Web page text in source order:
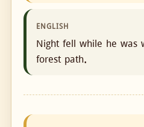
ENGLISH
Night fell while he was
forest path.